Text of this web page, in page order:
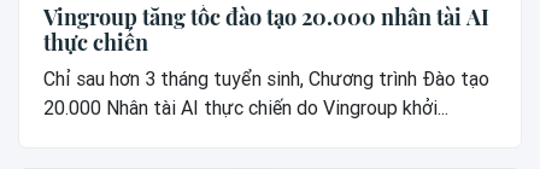
Vingroup tăng tốc đào tạo 20.000 nhân tài AI
thực chiến
Chỉ sau hơn 3 tháng tuyển sinh, Chương trình Đào tạo
20.000 Nhân tài AI thực chiến do Vingroup khởi...